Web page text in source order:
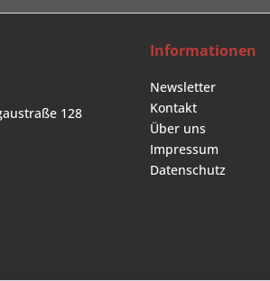
128
Informationen
Newsletter
Kontakt
Über uns
Impressum
Datenschutz